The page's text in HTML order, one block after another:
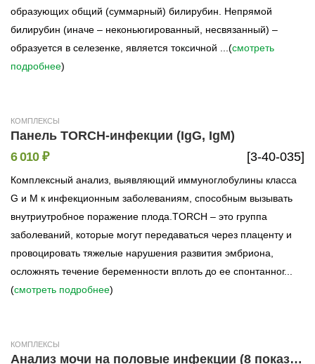
образующих общий (суммарный) билирубин. Непрямой
билирубин (иначе – неконьюгированный, несвязанный) –
образуется в селезенке, является токсичной ...(смотреть
подробнее)
КОМПЛЕКСЫ
Панель TORCH-инфекции (IgG, IgM)
[3-40-035]
6 010 ₽
Комплексный анализ, выявляющий иммуноглобулины класса
G и M к инфекционным заболеваниям, способным вызывать
внутриутробное поражение плода.TORCH – это группа
заболеваний, которые могут передаваться через плаценту и
провоцировать тяжелые нарушения развития эмбриона,
осложнять течение беременности вплоть до ее спонтанног...
(смотреть подробнее)
КОМПЛЕКСЫ
Анализ мочи на половые инфекции (8 показателей, метод ПЦР)